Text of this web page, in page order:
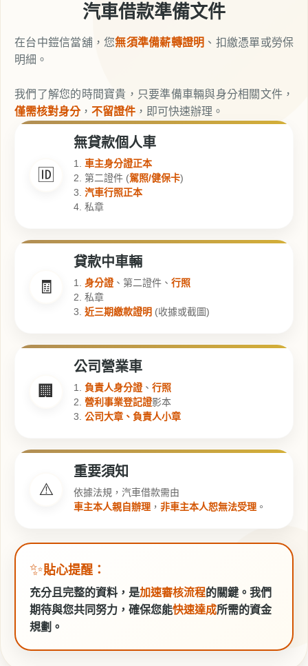
汽車借款準備文件
在台中鎧信當舖，您無須準備薪轉證明 、扣繳憑單或勞保
明細。
我們了解您的時間寶貴，只要準備車輛與身分相關文件，
僅需核對身分， 不留證件 ，即可快速辦理。
🆔
無貸款個人車
1. 車主身分證正本
2. 第二證件 (駕照/健保卡)
3. 汽車行照正本
4. 私章
🧾
貸款中車輛
1. 身分證、第二證件、 行照
2. 私章
3. 近三期繳款證明 (收據或截圖)
🏢
公司營業車
1. 負責人身分證、 行照
2. 營利事業登記證影本
3. 公司大章、負責人小章
⚠️
重要須知
依據法規，汽車借款需由
車主本人親自辦理 ， 非車主本人恕無法受理 。
✨貼心提醒：
充分且完整的資料，是加速審核流程的關鍵。我們
期待與您共同努力，確保您能快速達成所需的資金
規劃。